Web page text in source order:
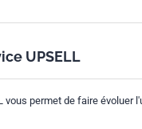
UPSELL
vous permet de faire évoluer